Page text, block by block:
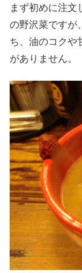
まず初めに注文
の野沢菜ですが
ち、油のコクや
がありません。